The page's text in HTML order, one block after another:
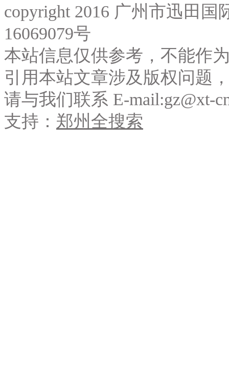
copyright 2016 广州市迅田
16069079号
本站信息仅供参考，不能作
引用本站文章涉及版权问题
请与我们联系 E-mail:gz@xt-
支持： 郑州全搜索